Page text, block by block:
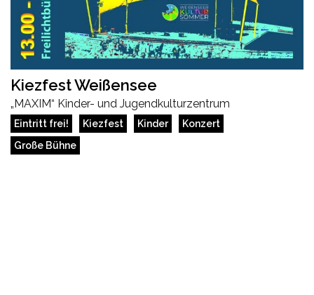
Kiezfest Weißensee
„MAXIM“ Kinder- und Jugendkulturzentrum
Eintritt frei! Kiezfest Kinder
Konzert
Große Bühne